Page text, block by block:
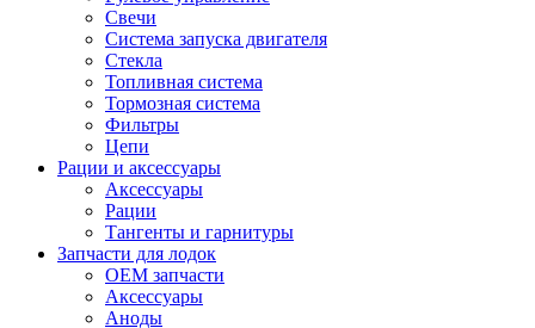
Свечи
Система запуска двигателя
Стекла
Топливная система
Тормозная система
Фильтры
Цепи
Рации и аксессуары
Аксессуары
Рации
Тангенты и гарнитуры
Запчасти для лодок
OEM запчасти
Аксессуары
Аноды